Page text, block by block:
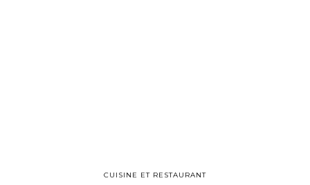
CUISINE ET RESTAURANT